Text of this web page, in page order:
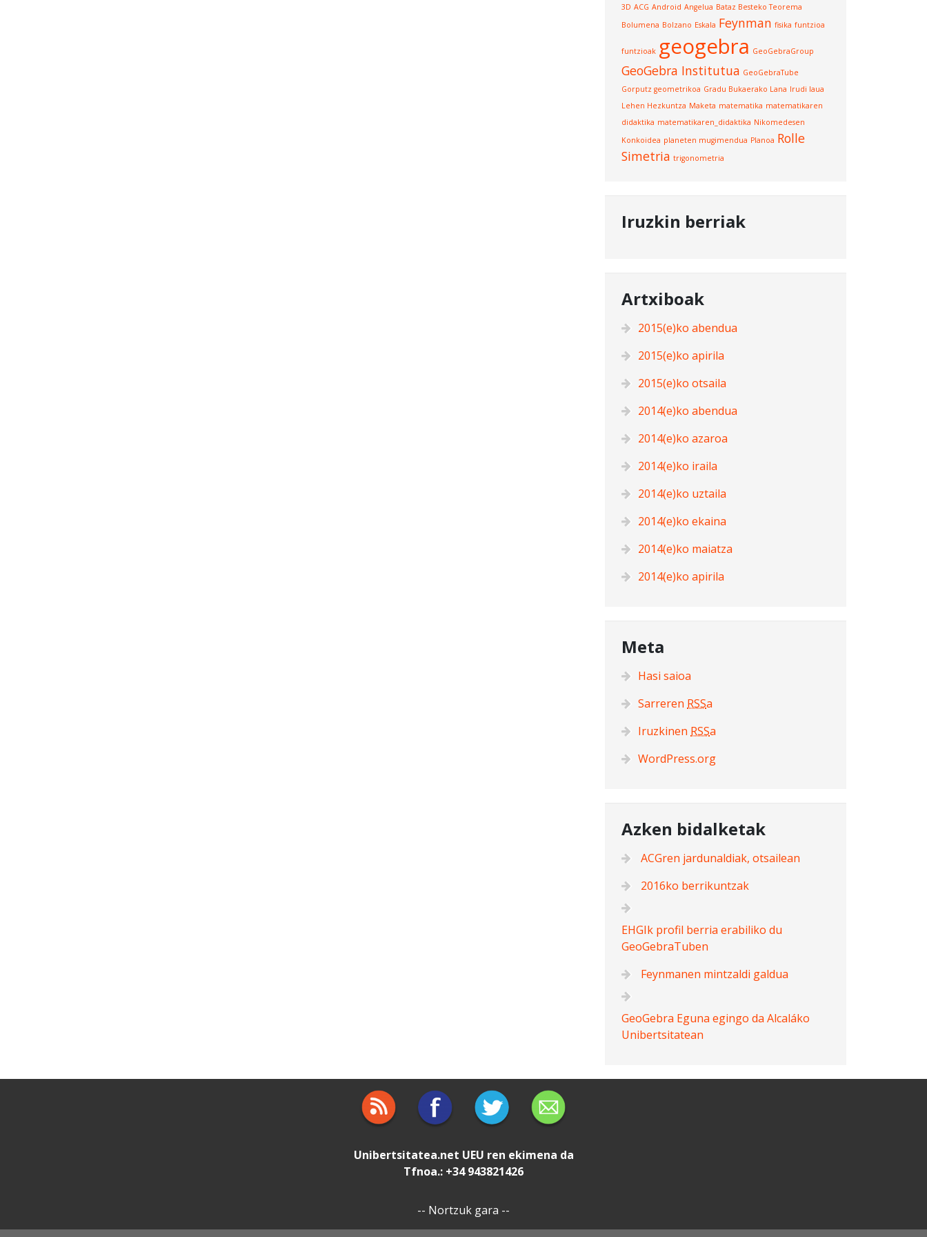
3D ACG Android Angelua Bataz Besteko Teorema
Bolumena Bolzano Eskala Feynman fisika funtzioa
funtzioak geogebra GeoGebraGroup
GeoGebra Institutua GeoGebraTube
Gorputz geometrikoa Gradu Bukaerako Lana Irudi laua
Lehen Hezkuntza Maketa matematika matematikaren
didaktika matematikaren_didaktika Nikomedesen
Konkoidea planeten mugimendua Planoa Rolle
Simetria trigonometria
Iruzkin berriak
Artxiboak
2015(e)ko abendua
2015(e)ko apirila
2015(e)ko otsaila
2014(e)ko abendua
2014(e)ko azaroa
2014(e)ko iraila
2014(e)ko uztaila
2014(e)ko ekaina
2014(e)ko maiatza
2014(e)ko apirila
Meta
Hasi saioa
Sarreren RSSa
Iruzkinen RSSa
WordPress.org
Azken bidalketak
ACGren jardunaldiak, otsailean
2016ko berrikuntzak
EHGIk profil berria erabiliko du
GeoGebraTuben
Feynmanen mintzaldi galdua
GeoGebra Eguna egingo da Alcaláko
Unibertsitatean
Unibertsitatea.net UEU ren ekimena da
Tfnoa.: +34 943821426
-- Nortzuk gara --